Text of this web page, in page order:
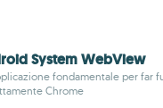
System WebView
fondamentale per far
Chrome